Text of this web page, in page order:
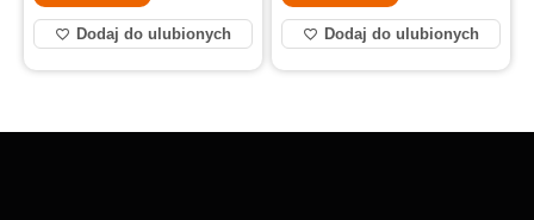
Dodaj do ulubionych Dodaj do ulubionych